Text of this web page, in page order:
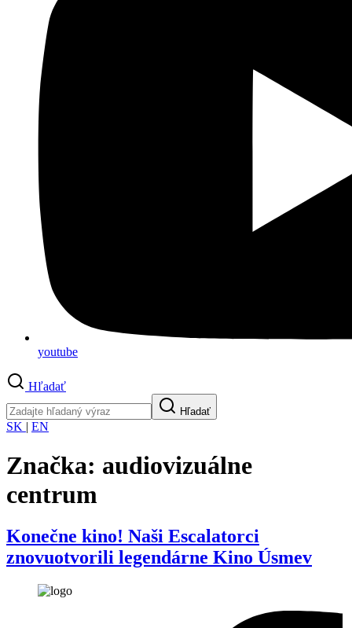
youtube
Hľadať
Hľadať
SK | EN
Značka: audiovizuálne
centrum
Konečne kino! Naši Escalatorci
znovuotvorili legendárne Kino Úsmev